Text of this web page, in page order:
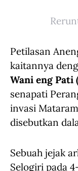
Petilasan
kaitannya
Wani eng Pati
senapati
invasi
disebutkan
Sebuah jejak
Selogiri pada